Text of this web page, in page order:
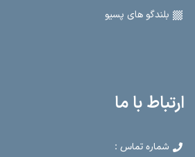
بلندگو های پسیو
ارتباط با ما
شماره تماس :